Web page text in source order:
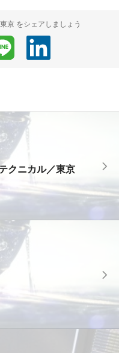
京 をシェアしましょう
クニカル／東京